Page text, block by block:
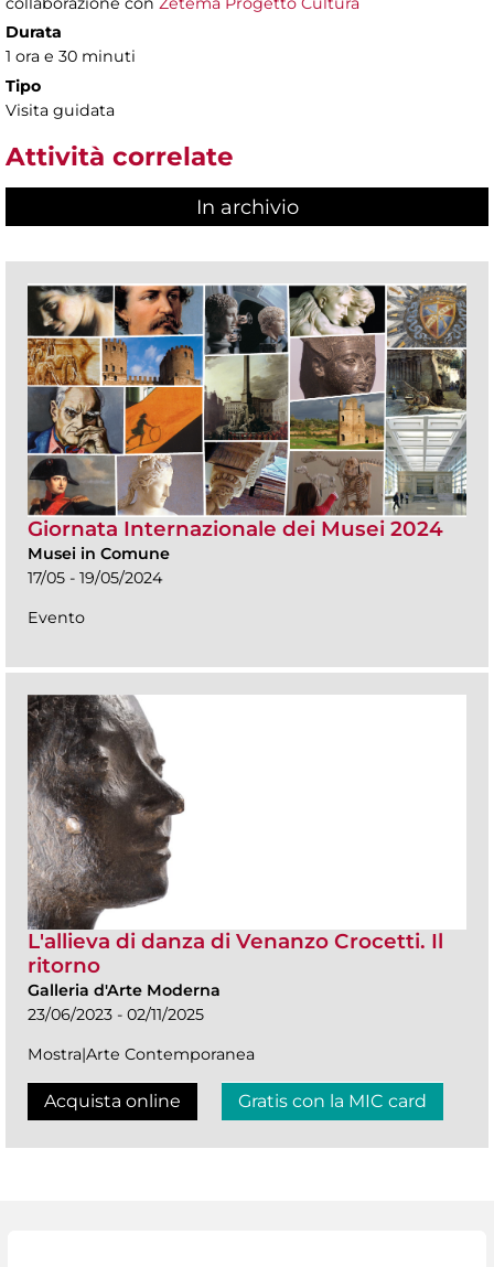
Durata
1 ora e 30 minuti
Tipo
Visita guidata
Attività correlate
In archivio
Giornata Internazionale dei Musei 2024
Musei in Comune
17/05 - 19/05/2024
Evento
L'allieva di danza di Venanzo Crocetti. Il
ritorno
Galleria d'Arte Moderna
23/06/2023 - 02/11/2025
Mostra|Arte Contemporanea
Acquista online Gratis con la MIC card